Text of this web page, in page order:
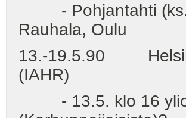
- Pohjantahti (ks.
Rauhala, Oulu
13.-19.5.90
(IAHR)
- 13.5. klo 16